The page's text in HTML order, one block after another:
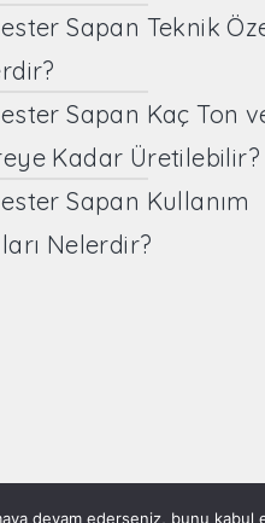
Sapan Teknik
Sapan Kaç Ton
Kadar Üretilebilir?
Sapan Kullanım
Nelerdir?
devam ederseniz, bunu kabul